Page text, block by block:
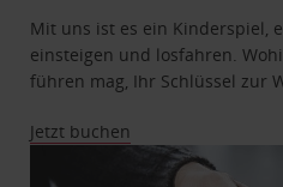
Mit uns ist es ein Kinderspiel,
einsteigen und losfahren.
führen mag, Ihr Schlüssel zur
Jetzt buchen